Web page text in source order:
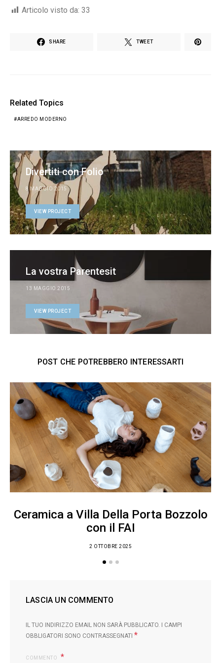
Articolo visto da: 33
SHARE TWEET
Related Topics
ARREDO MODERNO
Divertiti con Folio
8 MAGGIO 2015
VIEW PROJECT
La vostra Parentesit
13 MAGGIO 2015
VIEW PROJECT
POST CHE POTREBBERO INTERESSARTI
Ceramica a Villa Della Porta Bozzolo
con il FAI
2 OTTOBRE 2025
LASCIA UN COMMENTO
IL TUO INDIRIZZO EMAIL NON SARÀ PUBBLICATO.
I CAMPI
OBBLIGATORI SONO CONTRASSEGNATI *
COMMENTO